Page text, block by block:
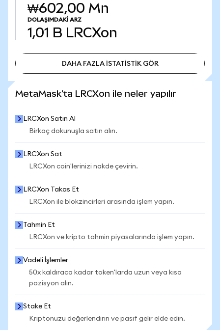
₩602,00 Mn
DOLAŞIMDAKI ARZ
1,01 B LRCXon
DAHA FAZLA İSTATİSTİK GÖR
MetaMask'ta LRCXon ile neler yapılır
LRCXon Satın Al
Birkaç dokunuşla satın alın.
LRCXon Sat
LRCXon coin'lerinizi nakde çevirin.
LRCXon Takas Et
LRCXon ile blokzincirleri arasında işlem yapın.
Tahmin Et
LRCXon ve kripto tahmin piyasalarında işlem yapın.
Vadeli İşlemler
50x kaldıraca kadar token'larda uzun veya kısa
pozisyon alın.
Stake Et
Kriptonuzu değerlendirin ve pasif gelir elde edin.